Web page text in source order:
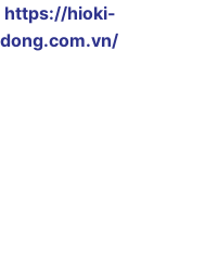
https://hioki-